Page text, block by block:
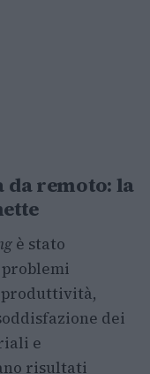
remoto: la
è stato
dei
e
risultati